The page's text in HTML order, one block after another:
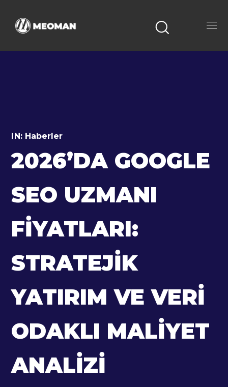
IN: Haberler
2026’DA GOOGLE
SEO UZMANI
FIYATLARI:
STRATEJIK
YATIRIM VE VERI
ODAKLI MALIYET
ANALIZI